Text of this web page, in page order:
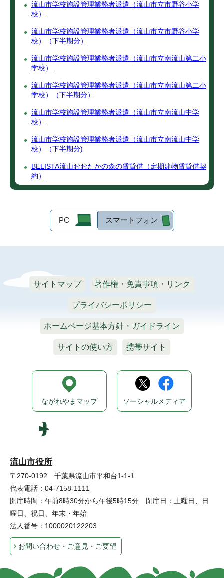
流山市学校施設管理業務者派遣（流山市立市野谷小学
校）
流山市学校施設管理業務者派遣（流山市立市野谷小学
校）（下半期分）
流山市学校施設管理業務者派遣（流山市立南流山第二小
学校）
流山市学校施設管理業務者派遣（流山市立南流山第二小
学校）（下半期分）
流山市学校施設管理業務者派遣（流山市立南流山中学
校）
流山市学校施設管理業務者派遣（流山市立南流山中学
校）（下半期分)
BELISTA流山おおたかの森の賃貸借（定期建物賃貸借契
約）
PC スマートフォン
サイトマップ 著作権・免責事項・リンク
プライバシーポリシー
ホームページ基本方針・ガイドライン
サイトの使い方 携帯サイト
流山市役所
〒270-0192 千葉県流山市平和台1-1-1
代表電話：04-7158-1111
開庁時間：午前8時30分から午後5時15分 閉庁日：土曜日、日
曜日、祝日、年末・年始
法人番号：1000020122203
お問い合わせ・ご意見・ご要望
ながれやまマップ ソーシャルメディア